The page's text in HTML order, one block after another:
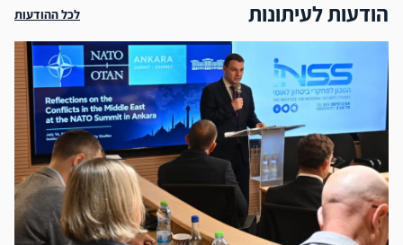
הודעות לעיתונות לכל ההודעות